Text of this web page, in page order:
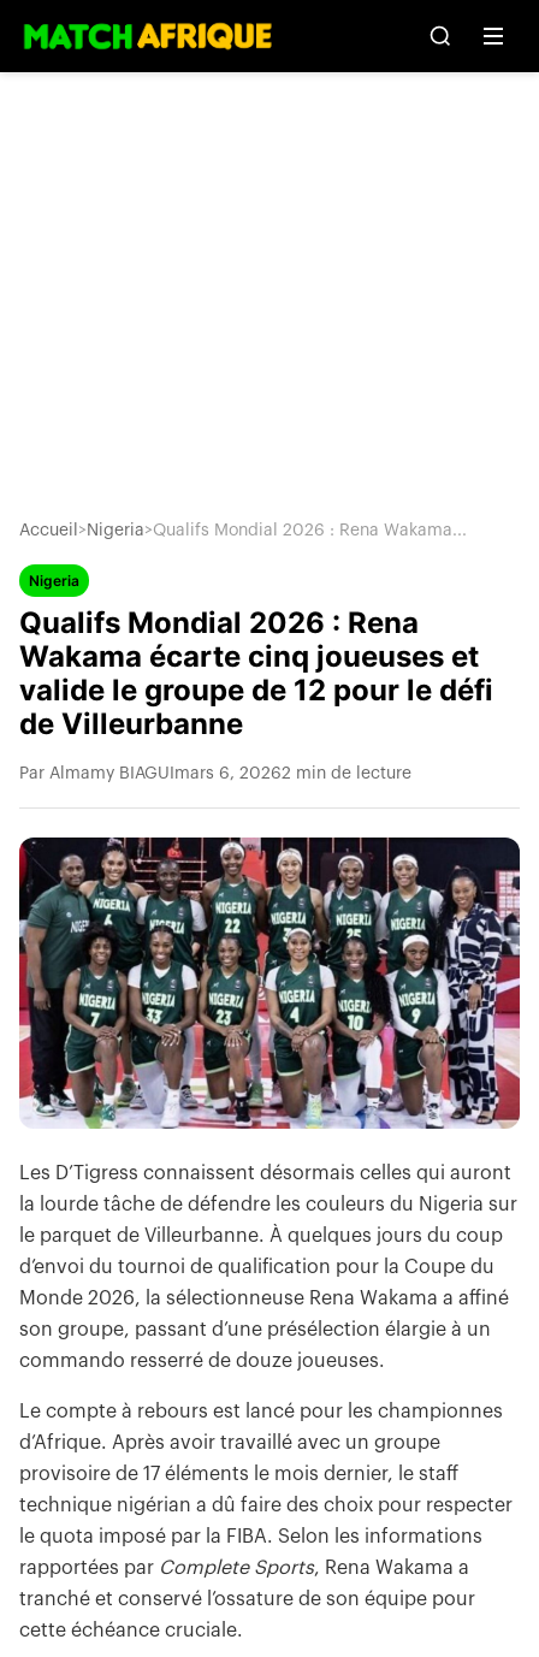
Accueil > Nigeria>Qualifs Mondial 2026 : Rena Wakama...
Nigeria
Qualifs Mondial 2026 : Rena
Wakama écarte cinq joueuses et
valide le groupe de 12 pour le défi
de Villeurbanne
Par Almamy BIAGUI mars 6, 20262 min de lecture
Les D’Tigress connaissent désormais celles qui auront
la lourde tâche de défendre les couleurs du Nigeria sur
le parquet de Villeurbanne. À quelques jours du coup
d’envoi du tournoi de qualification pour la Coupe du
Monde 2026, la sélectionneuse Rena Wakama a affiné
son groupe, passant d’une présélection élargie à un
commando resserré de douze joueuses.
Le compte à rebours est lancé pour les championnes
d’Afrique. Après avoir travaillé avec un groupe
provisoire de 17 éléments le mois dernier, le staff
technique nigérian a dû faire des choix pour respecter
le quota imposé par la FIBA. Selon les informations
rapportées par Complete Sports, Rena Wakama a
tranché et conservé l’ossature de son équipe pour
cette échéance cruciale.